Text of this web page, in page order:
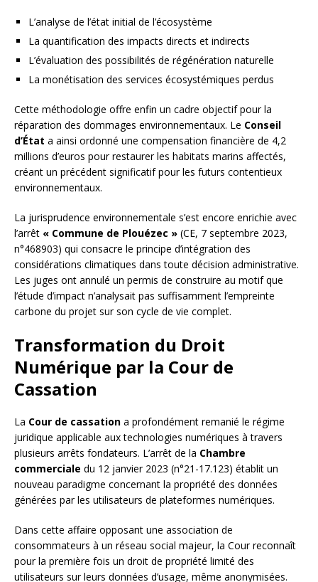
L’analyse de l’état initial de l’écosystème
La quantification des impacts directs et indirects
L’évaluation des possibilités de régénération naturelle
La monétisation des services écosystémiques perdus
Cette méthodologie offre enfin un cadre objectif pour la
réparation des dommages environnementaux. Le Conseil
d’État a ainsi ordonné une compensation financière de 4,2
millions d’euros pour restaurer les habitats marins affectés,
créant un précédent significatif pour les futurs contentieux
environnementaux.
La jurisprudence environnementale s’est encore enrichie avec
l’arrêt « Commune de Plouézec » (CE, 7 septembre 2023,
n°468903) qui consacre le principe d’intégration des
considérations climatiques dans toute décision administrative.
Les juges ont annulé un permis de construire au motif que
l’étude d’impact n’analysait pas suffisamment l’empreinte
carbone du projet sur son cycle de vie complet.
Transformation du Droit
Numérique par la Cour de
Cassation
La Cour de cassation a profondément remanié le régime
juridique applicable aux technologies numériques à travers
plusieurs arrêts fondateurs. L’arrêt de la Chambre
commerciale du 12 janvier 2023 (n°21-17.123) établit un
nouveau paradigme concernant la propriété des données
générées par les utilisateurs de plateformes numériques.
Dans cette affaire opposant une association de
consommateurs à un réseau social majeur, la Cour reconnaît
pour la première fois un droit de propriété limité des
utilisateurs sur leurs données d’usage, même anonymisées.